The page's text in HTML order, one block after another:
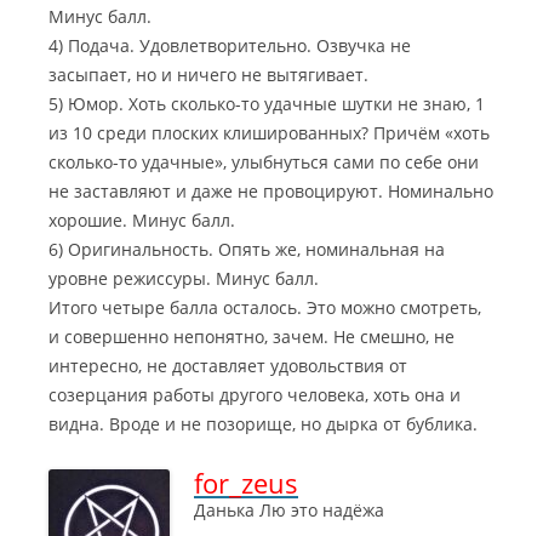
Минус балл.
4) Подача. Удовлетворительно. Озвучка не
засыпает, но и ничего не вытягивает.
5) Юмор. Хоть сколько-то удачные шутки не знаю, 1
из 10 среди плоских клишированных? Причём «хоть
сколько-то удачные», улыбнуться сами по себе они
не заставляют и даже не провоцируют. Номинально
хорошие. Минус балл.
6) Оригинальность. Опять же, номинальная на
уровне режиссуры. Минус балл.
Итого четыре балла осталось. Это можно смотреть,
и совершенно непонятно, зачем. Не смешно, не
интересно, не доставляет удовольствия от
созерцания работы другого человека, хоть она и
видна. Вроде и не позорище, но дырка от бублика.
for_zeus
Данька Лю это надёжа